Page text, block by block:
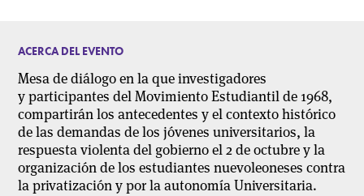
ACERCA DEL EVENTO
Mesa de diálogo en la que investigadores
y participantes del Movimiento Estudiantil de 1968,
compartirán los antecedentes y el contexto histórico
de las demandas de los jóvenes universitarios, la
respuesta violenta del gobierno el 2 de octubre y la
organización de los estudiantes nuevoleoneses contra
la privatización y por la autonomía Universitaria.